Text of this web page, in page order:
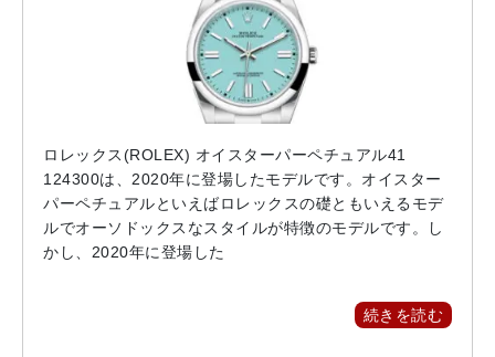
ロレックス(ROLEX) オイスターパーペチュアル41
124300は、2020年に登場したモデルです。オイスター
パーペチュアルといえばロレックスの礎ともいえるモデ
ルでオーソドックスなスタイルが特徴のモデルです。し
かし、2020年に登場した
続きを読む